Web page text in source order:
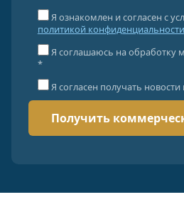
Я ознакомлен и согласен с
политикой конфиденциальности
Я соглашаюсь на обработку
*
Я согласен получать новости